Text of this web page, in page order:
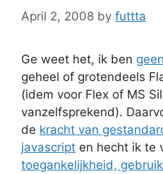
April 2, 2008 by futtta
Ge weet het, ik ben
geheel of grotendeels
(idem voor Flex of MS
vanzelfsprekend).
de kracht van
javascript en hecht ik te
toegankelijkheid,